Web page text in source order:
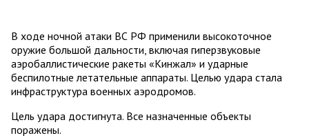
В ходе ночной атаки ВС РФ применили высокоточное
оружие большой дальности, включая гиперзвуковые
аэробаллистические ракеты «Кинжал» и ударные
беспилотные летательные аппараты. Целью удара стала
инфраструктура военных аэродромов.
Цель удара достигнута. Все назначенные объекты
поражены.